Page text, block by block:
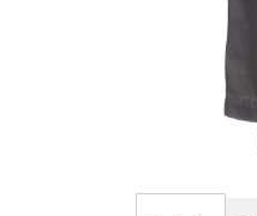
Anfang